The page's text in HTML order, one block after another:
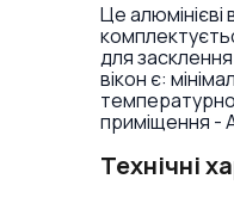
Це
для
вікон є:
приміщення -
Технічні